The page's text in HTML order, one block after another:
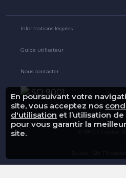
En poursuivant votre
site, vous acceptez nos
d'utilisation et l’utilisation
pour vous garantir la
site.
Informations légales
Guide utilisateur
Nous contacter